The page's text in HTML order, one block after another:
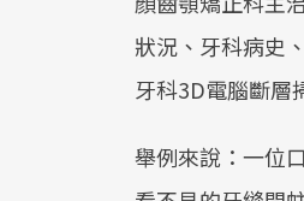
狀況、牙科病史
牙科3D電腦斷層
舉例來說：一位